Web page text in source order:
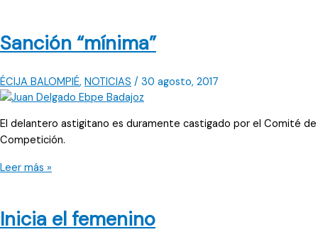
Sanción “mínima”
ÉCIJA BALOMPIÉ, NOTICIAS / 30 agosto, 2017
El delantero astigitano es duramente castigado por el Comité de
Competición.
Sanción
Leer más »
Inicia el femenino